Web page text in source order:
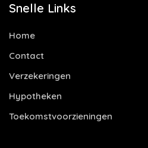
Snelle Links
Home
Contact
Verzekeringen
Hypotheken
Toekomstvoorzieningen